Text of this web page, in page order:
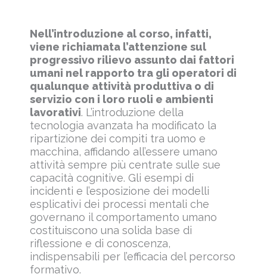
Nell’introduzione al corso, infatti,
viene richiamata l’attenzione sul
progressivo rilievo assunto dai fattori
umani nel rapporto tra gli operatori di
qualunque attività produttiva o di
servizio con i loro ruoli e ambienti
lavorativi. L’introduzione della
tecnologia avanzata ha modificato la
ripartizione dei compiti tra uomo e
macchina, affidando all’essere umano
attività sempre più centrate sulle sue
capacità cognitive. Gli esempi di
incidenti e l’esposizione dei modelli
esplicativi dei processi mentali che
governano il comportamento umano
costituiscono una solida base di
riflessione e di conoscenza,
indispensabili per l’efficacia del percorso
formativo.